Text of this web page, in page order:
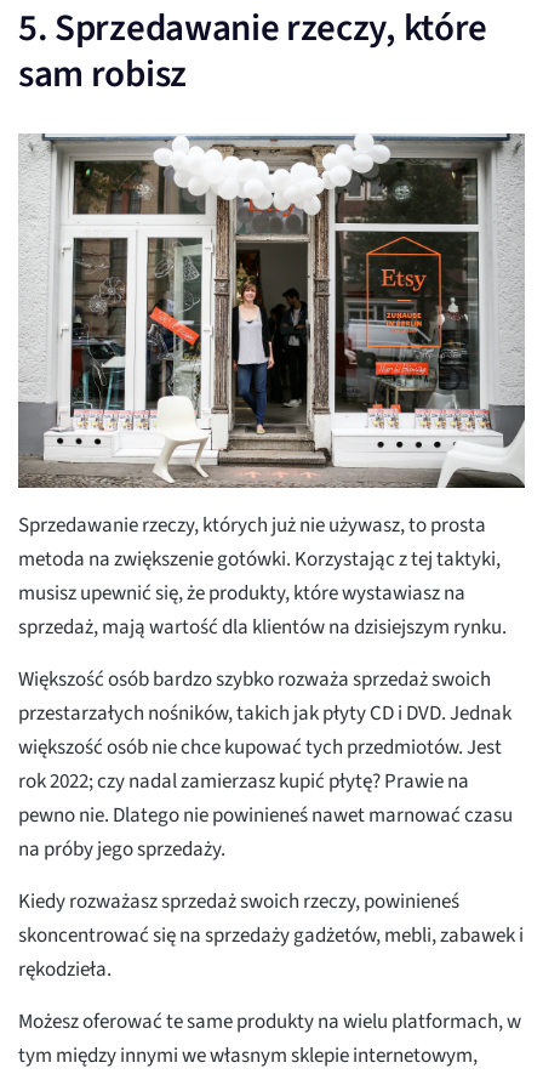
5. Sprzedawanie rzeczy, które
sam robisz
Sprzedawanie rzeczy, których już nie używasz, to prosta
metoda na zwiększenie gotówki. Korzystając z tej taktyki,
musisz upewnić się, że produkty, które wystawiasz na
sprzedaż, mają wartość dla klientów na dzisiejszym rynku.
Większość osób bardzo szybko rozważa sprzedaż swoich
przestarzałych nośników, takich jak płyty CD i DVD. Jednak
większość osób nie chce kupować tych przedmiotów. Jest
rok 2022; czy nadal zamierzasz kupić płytę? Prawie na
pewno nie. Dlatego nie powinieneś nawet marnować czasu
na próby jego sprzedaży.
Kiedy rozważasz sprzedaż swoich rzeczy, powinieneś
skoncentrować się na sprzedaży gadżetów, mebli, zabawek i
rękodzieła.
Możesz oferować te same produkty na wielu platformach, w
tym między innymi we własnym sklepie internetowym,